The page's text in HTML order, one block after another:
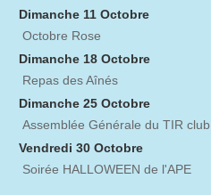
Dimanche 11 Octobre
Octobre Rose
Dimanche 18 Octobre
Repas des Aînés
Dimanche 25 Octobre
Assemblée Générale du TIR club
Vendredi 30 Octobre
Soirée HALLOWEEN de l'APE